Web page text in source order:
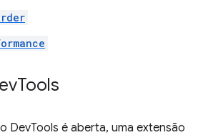
Tools
DevTools é aberta, uma extensão